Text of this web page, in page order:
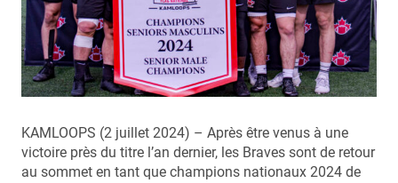
KAMLOOPS (2 juillet 2024) – Après être venus à une
victoire près du titre l’an dernier, les Braves sont de retour
au sommet en tant que champions nationaux 2024 de